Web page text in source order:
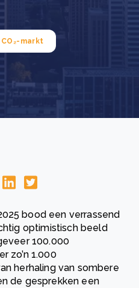
markt
bood een verrassend
optimistisch beeld
100.000
zo’n 1.000
herhaling van sombere
de gesprekken een